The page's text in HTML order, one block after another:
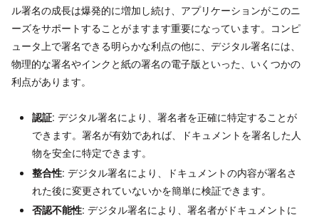
ル署名の成長は爆発的に増加し続け、アプリケーションがこのニ
ーズをサポートすることがますます重要になっています。コンピ
ュータ上で署名できる明らかな利点の他に、デジタル署名には、
物理的な署名やインクと紙の署名の電子版といった、いくつかの
利点があります。
認証: デジタル署名により、署名者を正確に特定することが
できます。署名が有効であれば、ドキュメントを署名した人
物を安全に特定できます。
整合性: デジタル署名により、ドキュメントの内容が署名さ
れた後に変更されていないかを簡単に検証できます。
否認不能性: デジタル署名により、署名者がドキュメントに